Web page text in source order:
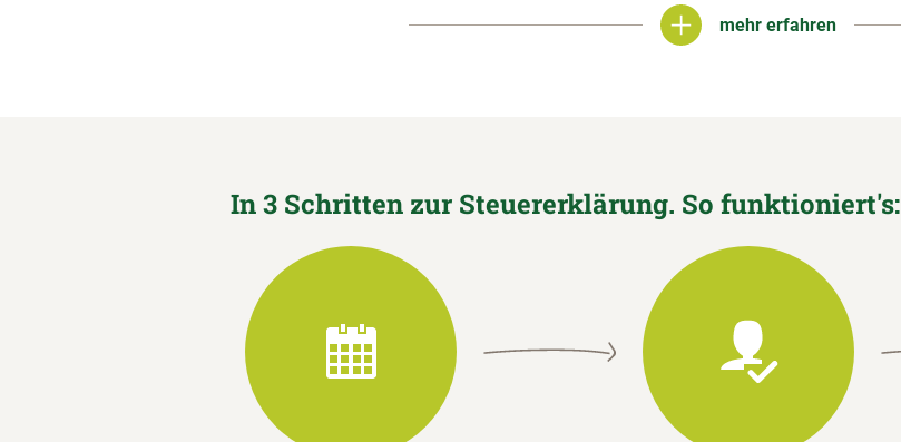
mehr erfahren
mehr erfahren
In 3 Schritten zur Steuererklärung. So funktioniert's: